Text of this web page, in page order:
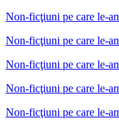
Non-ficţiuni pe care le-
Non-ficţiuni pe care le-
Non-ficţiuni pe care le-
Non-ficţiuni pe care le-
Non-ficţiuni pe care le-